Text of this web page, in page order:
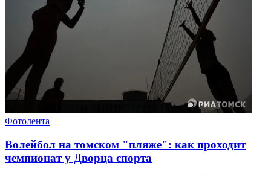
Фотолента
Волейбол на томском "пляже": как проходит
чемпионат у Дворца спорта